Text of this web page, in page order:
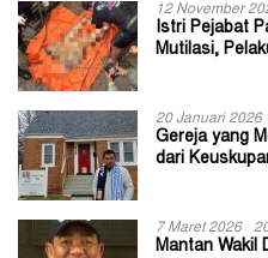
12 November
Istri Pejabat
Mutilasi,
20 Januari 2026
Gereja yang
dari
7 Maret 2026
Mantan Wakil